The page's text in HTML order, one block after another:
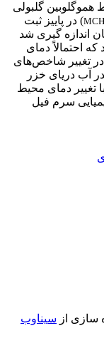
هموگلوبین گلبولی
) در پاییز ثبت
اندازه گیری شد
احتمالاً دمای
تغییر شاخص‌های
آب دریای خزر
تغییر دمای محیط
سرم فیل
سازی از سیناوب